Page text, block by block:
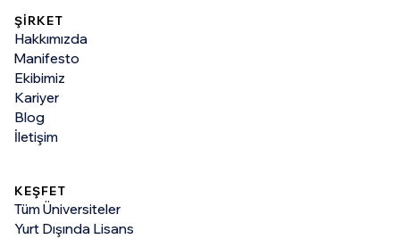
ŞİRKET
Hakkımızda
Manifesto
Ekibimiz
Kariyer
Blog
İletişim
KEŞFET
Tüm Üniversiteler
Yurt Dışında Lisans